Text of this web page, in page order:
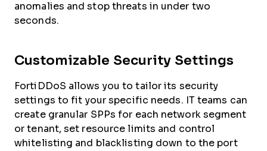
anomalies and stop threats in under two
seconds.
Customizable Security Settings
FortiDDoS allows you to tailor its security
settings to fit your specific needs. IT teams can
create granular SPPs for each network segment
or tenant, set resource limits and control
whitelisting and blacklisting down to the port